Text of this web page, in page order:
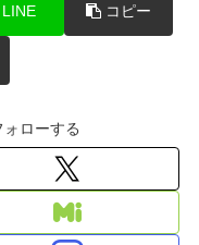
LINE コピー
ローする